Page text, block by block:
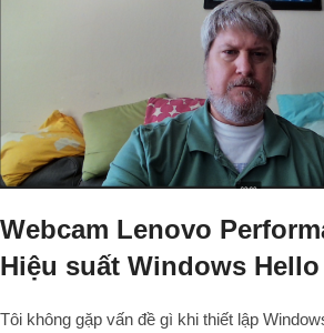
Webcam Lenovo
Hiệu suất Windows Hello
Tôi không gặp vấn đề gì khi thiết lập